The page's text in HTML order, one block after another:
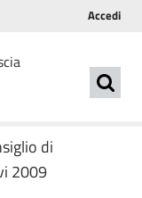
Accedi
di
2009